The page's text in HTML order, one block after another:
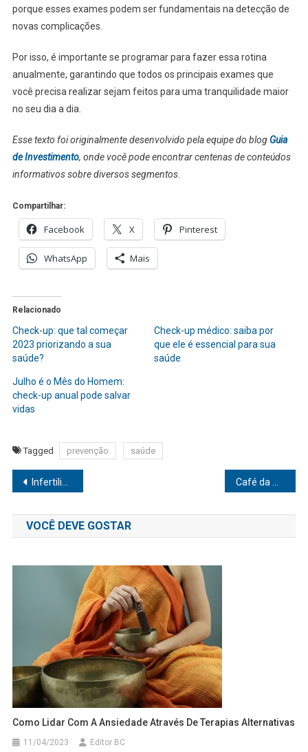
porque esses exames podem ser fundamentais na detecção de
novas complicações.
Por isso, é importante se programar para fazer essa rotina
anualmente, garantindo que todos os principais exames que
você precisa realizar sejam feitos para uma tranquilidade maior
no seu dia a dia.
Esse texto foi originalmente desenvolvido pela equipe do blog Guia
de Investimento, onde você pode encontrar centenas de conteúdos
informativos sobre diversos segmentos.
Compartilhar:
Facebook X Pinterest
WhatsApp Mais
Relacionado
Check-up: que tal começar
2023 priorizando a sua
saúde?
Check-up médico: saiba por
que ele é essencial para sua
saúde
Julho é o Mês do Homem:
check-up anual pode salvar
vidas
Tagged prevenção saúde
Navegação
de
Post
Infertilidade feminina: 6 exames que identificam
VOCÊ DEVE GOSTAR
Como Lidar Com A Ansiedade Através De Terapias Alternativas
11/04/2023 Editor BC